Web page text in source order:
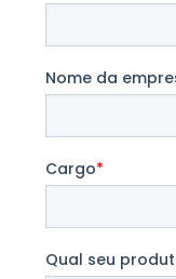
Nome da
Cargo*
Qual seu